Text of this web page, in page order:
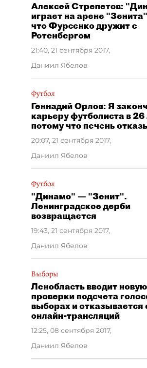
Алексей Стрепетов:
играет на арене
что Фурсенко дружит с
Ротенбергом
21:40, 21 сентября 2017,
Даниил Ябелов
Футбол
Геннадий Орлов: Я
карьеру футболиста в 26
потому что печень
20:07, 21 сентября 2017,
Даниил Ябелов
Футбол
"Динамо" — "Зенит".
Ленинградское дерби
возвращается
19:43, 21 сентября 2017,
Даниил Ябелов
Выборы
Ленобласть вводит
проверки подсчета
выборах и отказывается
онлайн-трансляций
12:25, 08 сентября 2017,
Даниил Ябелов